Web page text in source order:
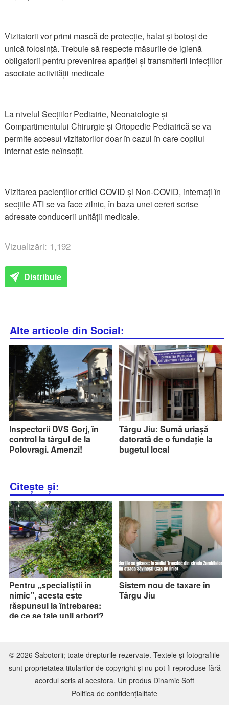
Vizitatorii vor primi mască de protecție, halat și botoși de
unică folosință. Trebuie să respecte măsurile de igienă
obligatorii pentru prevenirea apariției și transmiterii infecțiilor
asociate activității medicale
La nivelul Secțiilor Pediatrie, Neonatologie și
Compartimentului Chirurgie și Ortopedie Pediatrică se va
permite accesul vizitatorilor doar în cazul în care copilul
internat este neînsoțit.
Vizitarea pacienților critici COVID și Non-COVID, internați în
secțiile ATI se va face zilnic, în baza unei cereri scrise
adresate conducerii unității medicale.
Vizualizări: 1,192
Distribuie
Alte articole din Social:
Inspectorii DVS Gorj, în
control la târgul de la
Polovragi. Amenzi!
Târgu Jiu: Sumă uriașă
datorată de o fundație la
bugetul local
Citește și:
Pentru „specialiștii în
nimic”, acesta este
răspunsul la întrebarea:
de ce se taie unii arbori?
Sistem nou de taxare în
Târgu Jiu
© 2026 Sabotorii; toate drepturile rezervate. Textele şi fotografiile
sunt proprietatea titularilor de copyright şi nu pot fi reproduse fără
acordul scris al acestora. Un produs Dinamic Soft
Politica de confidențialitate